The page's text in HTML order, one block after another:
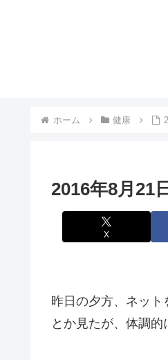
ホーム 健康
2016年8月21
X
昨日の夕方、ネッ
とか見たが、体調的